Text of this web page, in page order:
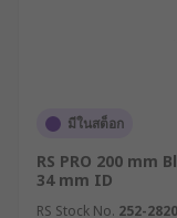
มีในสต็อก
RS PRO 200 mm
34 mm ID
RS Stock No. 252-2820